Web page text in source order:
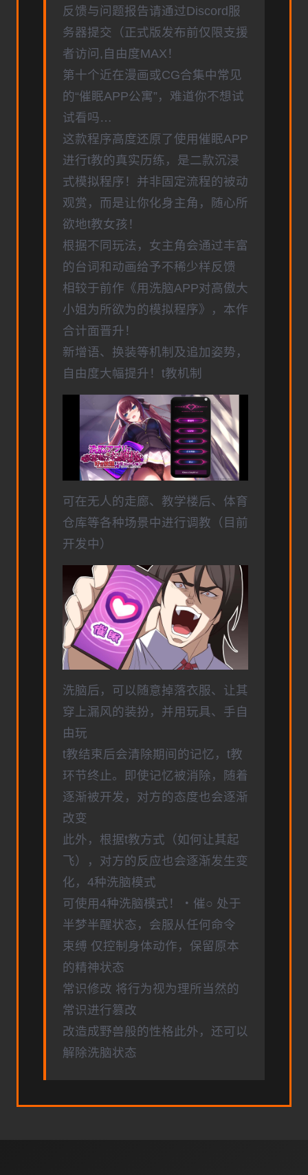
反馈与问题报告请通过Discord服
务器提交（正式版发布前仅限支援
者访问,自由度MAX！
第十个近在漫画或CG合集中常见
的“催眠APP公寓”，难道你不想试
试看吗…
这款程序高度还原了使用催眠APP
进行t教的真实历练，是二款沉浸
式模拟程序！并非固定流程的被动
观赏，而是让你化身主角，随心所
欲地t教女孩！
根据不同玩法，女主角会通过丰富
的台词和动画给予不稀少样反馈
相较于前作《用洗脑APP对高傲大
小姐为所欲为的模拟程序》，本作
合计面晋升！
新增语、换装等机制及追加姿势，
自由度大幅提升！t教机制
可在无人的走廊、教学楼后、体育
仓库等各种场景中进行调教（目前
开发中）
洗脑后，可以随意掉落衣服、让其
穿上漏风的装扮，并用玩具、手自
由玩
t教结束后会清除期间的记忆，t教
环节终止。即使记忆被消除，随着
逐渐被开发，对方的态度也会逐渐
改变
此外，根据t教方式（如何让其起
飞），对方的反应也会逐渐发生变
化，4种洗脑模式
可使用4种洗脑模式！・催○ 处于
半梦半醒状态，会服从任何命令
束缚 仅控制身体动作，保留原本
的精神状态
常识修改 将行为视为理所当然的
常识进行篡改
改造成野兽般的性格此外，还可以
解除洗脑状态